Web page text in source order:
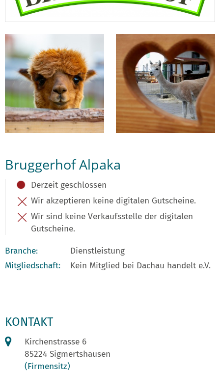
Bruggerhof Alpaka
Derzeit geschlossen
Wir akzeptieren keine digitalen Gutscheine.
Wir sind keine Verkaufsstelle der digitalen
Gutscheine.
Branche:
Dienstleistung
Mitgliedschaft:
Kein Mitglied bei Dachau handelt e.V.
KONTAKT
Kirchenstrasse 6
85224 Sigmertshausen
(Firmensitz)